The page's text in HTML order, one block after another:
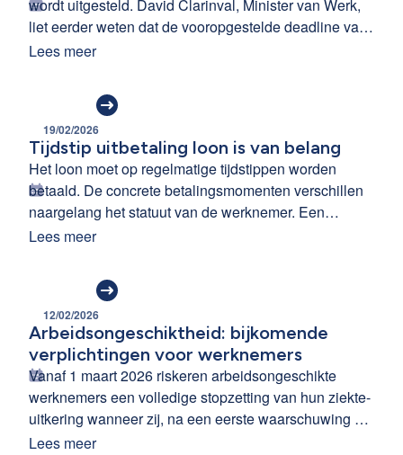
wordt uitgesteld. David Clarinval, Minister van Werk,
liet eerder weten dat de vooropgestelde deadline van
1 april 2026 niet gehaald zal worden. De invoering
Lees meer
19/02/2026
Tijdstip uitbetaling loon is van belang
Het loon moet op regelmatige tijdstippen worden
betaald. De concrete betalingsmomenten verschillen
naargelang het statuut van de werknemer. Een
arbeider moet minstens 2 keer per maand loon
uitbetaald. We overlopen graag nog eens de regels.
Lees meer
12/02/2026
Arbeidsongeschiktheid: bijkomende
verplichtingen voor werknemers
Vanaf 1 maart 2026 riskeren arbeidsongeschikte
werknemers een volledige stopzetting van hun ziekte-
uitkering wanneer zij, na een eerste waarschuwing en
zonder geldige reden, niet verschijnen op een fysiek
Lees meer